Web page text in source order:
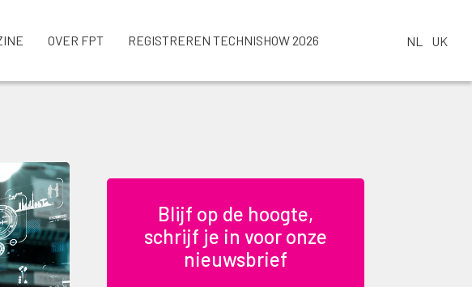
OVER FPT REGISTREREN TECHNISHOW 2026 NL UK
Blijf op de hoogte,
schrijf je in voor onze
nieuwsbrief